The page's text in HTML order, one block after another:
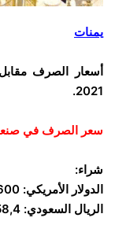
يمنات
2021.
سعر الصرف في
شراء:
الدولار الأمريكي: 600
الريال السعودي: 158,4